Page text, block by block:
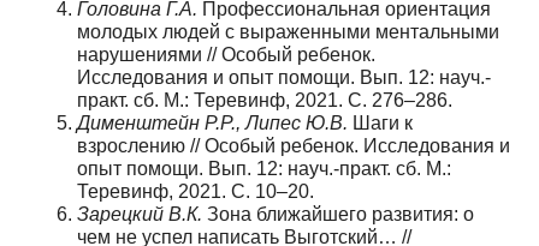
Головина Г.А. Профессиональная ориентация
молодых людей с выраженными ментальными
нарушениями // Особый ребенок.
Исследования и опыт помощи. Вып. 12: науч.-
практ. сб. М.: Теревинф, 2021. С. 276–286.
Дименштейн Р.Р., Липес Ю.В. Шаги к
взрослению // Особый ребенок. Исследования и
опыт помощи. Вып. 12: науч.-практ. сб. М.:
Теревинф, 2021. С. 10–20.
Зарецкий В.К. Зона ближайшего развития: о
чем не успел написать Выготский… //